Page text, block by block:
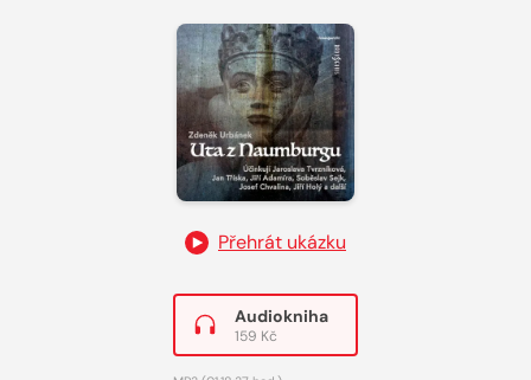
Přehrát ukázku
Audiokniha
159 Kč